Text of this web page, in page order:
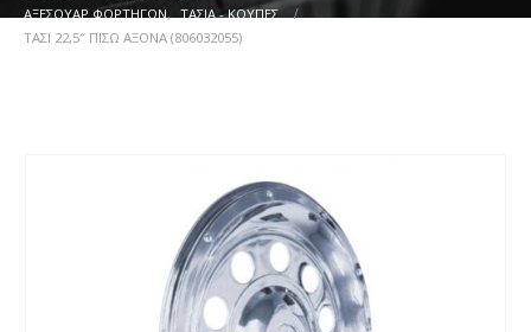
ΑΞΕΣΟΥΑΡ ΦΟΡΤΗΓΩΝ, ΤΑΣΙΑ - ΚΟΥΠΕΣ
ΤΑΣΙ 22,5″ ΠΙΣΩ ΑΞΟΝΑ (806032055)